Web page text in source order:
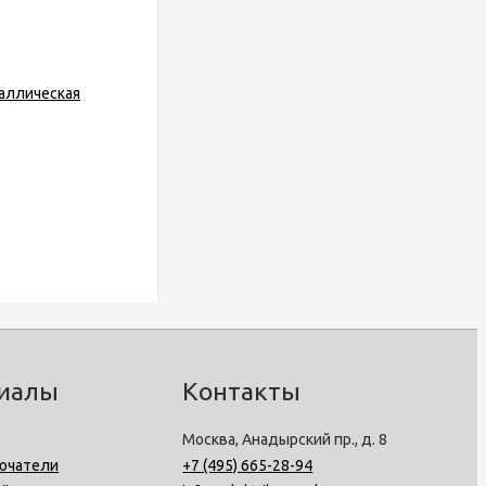
Контакты
Москва, Анадырский пр., д. 8
+7 (495) 665-28-94